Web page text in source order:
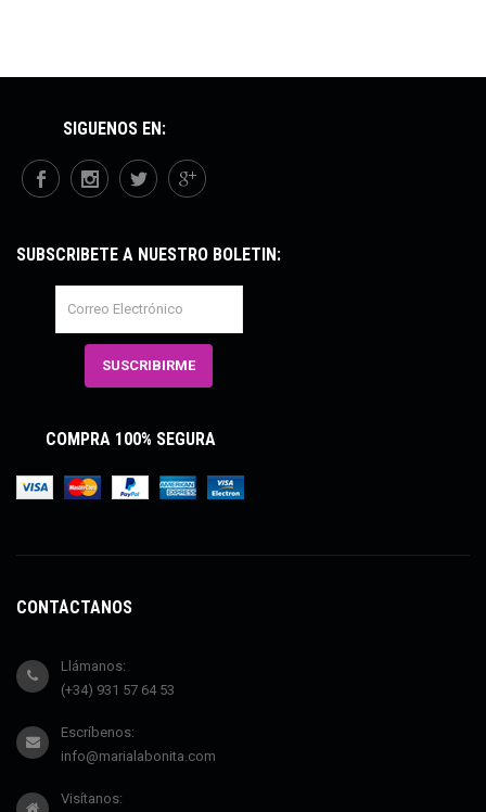
SÍGUENOS EN:
SUBSCRÍBETE A NUESTRO BOLETÍN:
COMPRA 100% SEGURA
CONTÁCTANOS
Llámanos:
(+34) 931 57 64 53
Escríbenos:
info@marialabonita.com
Visítanos: